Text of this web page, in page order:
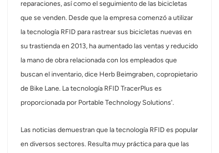
عربي
日语
Türk
reparaciones, así como el seguimiento de las bicicletas
que se venden. Desde que la empresa comenzó a utilizar
la tecnología RFID para rastrear sus bicicletas nuevas en
su trastienda en 2013, ha aumentado las ventas y reducido
la mano de obra relacionada con los empleados que
buscan el inventario, dice Herb Beimgraben, copropietario
de Bike Lane. La tecnología RFID TracerPlus es
proporcionada por Portable Technology Solutions'.
Las noticias demuestran que la tecnología RFID es popular
en diversos sectores. Resulta muy práctica para que las